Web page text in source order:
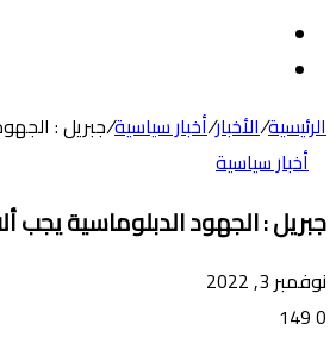
الرئيسية/الأخبار/أخبار سياسية/جبريل :
أخبار سياسية
جبريل : الجهود الدبلوماسية يجب
نوفمبر 3, 2022
0